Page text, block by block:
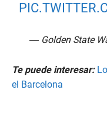
— Golden State
Te puede interesar:
el Barcelona